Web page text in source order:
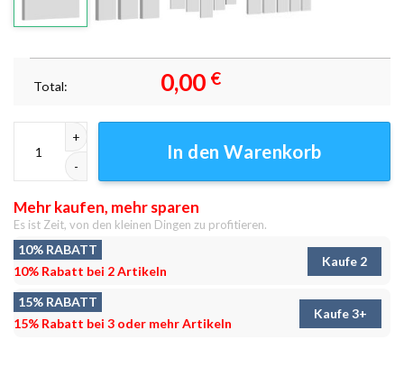
Total: 0,00 €
In den Warenkorb
Mehr kaufen, mehr sparen
Es ist Zeit, von den kleinen Dingen zu profitieren.
10% RABATT
10% Rabatt bei 2 Artikeln
Kaufe 2
15% RABATT
15% Rabatt bei 3 oder mehr Artikeln
Kaufe 3+